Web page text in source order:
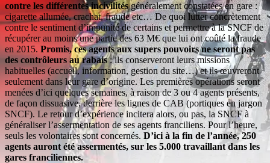
contre les différentes incivilitésgénéralement constatées en gare :
cigarette allumée, crachat, fraude etc… De quoi lutter concrètement
contre le sentiment d’impunité de certains et permettre à la SNCF de
récupérer au moins une partie des 63 M€ que lui ont coûté la fraude
en 2015. Promis, ces agents aux supers pouvoirs ne seront pas
des contrôleurs au rabais: ils conserveront leurs missions
habituelles (accueil, information, gestion du site…) et ils œuvreront
seulement dans leur gare d’origine. Les premières opérations seront
menées d’ici quelques semaines, à raison de 3 ou 4 agents présents,
de façon dissuasive, derrière les lignes de CAB (portiques en jargon
SNCF). Le retour d’expérience incitera alors, ou pas, la SNCF à
généraliser l’assermentation de ses agents franciliens. Pour l’heure,
seuls les volontaires sont concernés. D’ici à la fin de l’année, 250
agents auront été assermentés, sur les 5.000 travaillant dans les
gares franciliennes.